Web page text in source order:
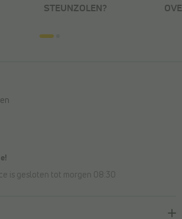
STEUNZOLEN?
is gesloten tot morgen 08:30